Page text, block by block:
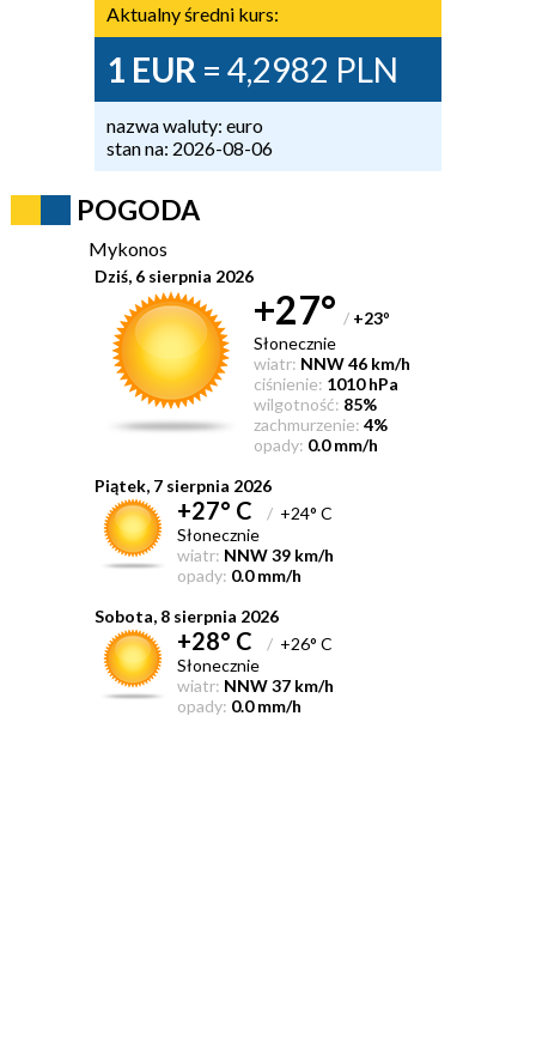
Aktualny średni kurs:
1 EUR = 4,2982 PLN
nazwa waluty: euro
stan na: 2026-08-06
POGODA
Mykonos
Dziś, 6 sierpnia 2026
+27° / +23°
Słonecznie
wiatr: NNW 46 km/h
ciśnienie: 1010 hPa
wilgotność: 85%
zachmurzenie: 4%
opady: 0.0 mm/h
Piątek, 7 sierpnia 2026
+27° C /+24° C
Słonecznie
wiatr: NNW 39 km/h
opady: 0.0 mm/h
Sobota, 8 sierpnia 2026
+28° C /+26° C
Słonecznie
wiatr: NNW 37 km/h
opady: 0.0 mm/h